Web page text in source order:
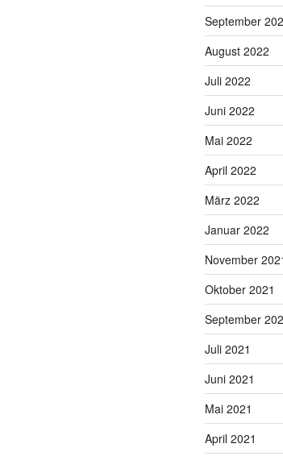
September
August 2022
Juli 2022
Juni 2022
Mai 2022
April 2022
März 2022
Januar 2022
November
Oktober 2021
September
Juli 2021
Juni 2021
Mai 2021
April 2021